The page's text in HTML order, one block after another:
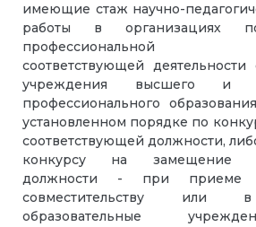
имеющие стаж научно-
работы в организациях
профессиональной
соответствующей деятельности
учреждения высшего и
профессионального
установленном порядке по
соответствующей должности,
конкурсу на замещение
должности - при приеме
совместительству или
образовательные